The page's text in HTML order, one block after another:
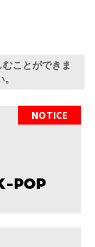
ことができま
NOTICE